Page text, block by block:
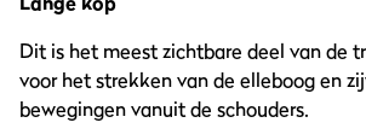
Dit is het meest zichtbare deel van de
voor het strekken van de elleboog en
bewegingen vanuit de schouders.